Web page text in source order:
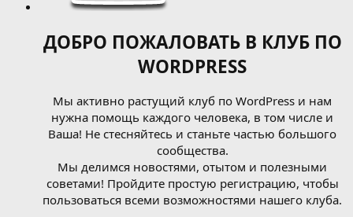
ДОБРО ПОЖАЛОВАТЬ В КЛУБ ПО
WORDPRESS
Мы активно растущий клуб по WordPress и нам
нужна помощь каждого человека, в том числе и
Ваша! Не стесняйтесь и станьте частью большого
сообщества.
Мы делимся новостями, отытом и полезными
советами! Пройдите простую регистрацию, чтобы
пользоваться всеми возможностями нашего клуба.